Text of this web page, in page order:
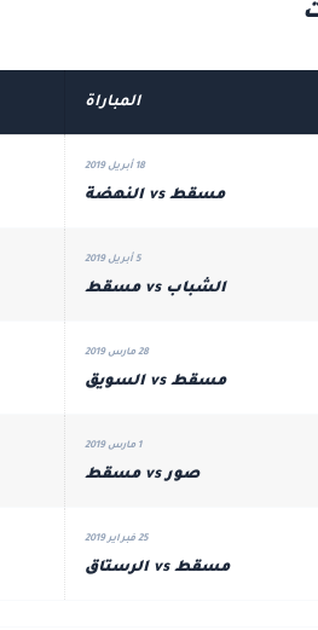
المباراة
18 أبريل 2019
مسقط vs النهضة
5 أبريل 2019
الشباب vs مسقط
28 مارس 2019
مسقط vs السويق
1 مارس 2019
صور vs مسقط
25 فبراير 2019
مسقط vs الرستاق